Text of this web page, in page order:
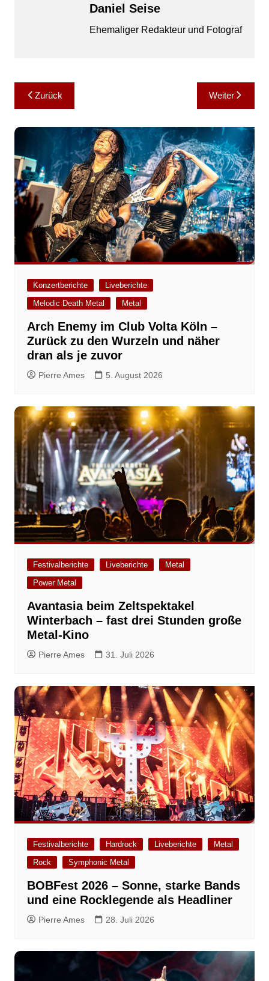
Daniel Seise
Ehemaliger Redakteur und Fotograf
Beitragsnavigation
Zurück Weiter
Konzertberichte
Liveberichte
Melodic Death Metal
Metal
Arch Enemy im Club Volta Köln –
Zurück zu den Wurzeln und näher
dran als je zuvor
Pierre Ames 5. August 2026
Festivalberichte Liveberichte
Metal
Power Metal
Avantasia beim Zeltspektakel
Winterbach – fast drei Stunden große
Metal-Kino
Pierre Ames 31. Juli 2026
Festivalberichte Hardrock Liveberichte
Metal
Rock
Symphonic Metal
BOBFest 2026 – Sonne, starke Bands
und eine Rocklegende als Headliner
Pierre Ames 28. Juli 2026